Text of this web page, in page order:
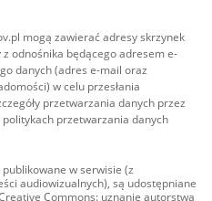
mogą zawierać adresy skrzynek
odnośnika będącego adresem e-
danych (adres e-mail oraz
w celu przesłania
przetwarzania danych przez
przetwarzania danych
w serwisie (z
audiowizualnych), są udostępniane
Commons: uznanie autorstwa